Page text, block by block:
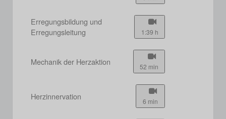
Erregungsbildung und
Erregungsleitung
1:39 h
Mechanik der Herzaktion 52 min
Herzinnervation 6 min